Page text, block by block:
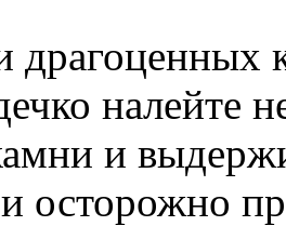
драгоценных
налейте
и
осторожно